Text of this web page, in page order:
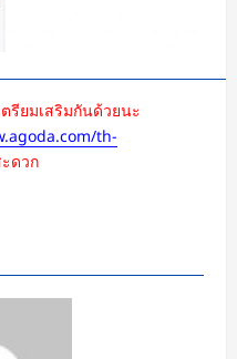
รียมเสริมกันด้วยนะ
th-
ดวก